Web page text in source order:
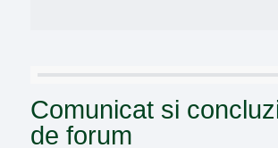
Comunicat si
de forum